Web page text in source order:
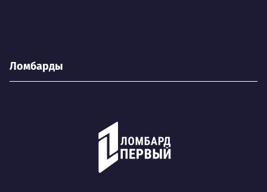
Ломбарды